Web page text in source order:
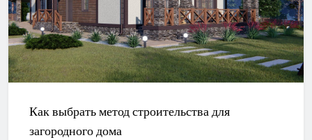
Как выбрать метод строительства для
загородного дома